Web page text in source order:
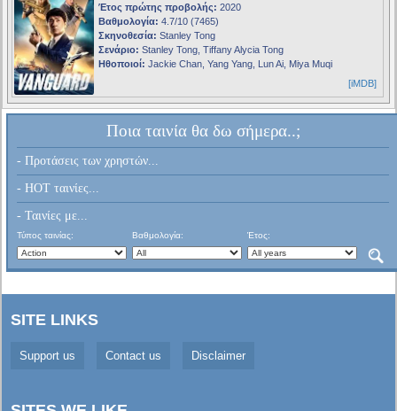
Έτος πρώτης προβολής: 2020
Βαθμολογία: 4.7/10 (7465)
Σκηνοθεσία: Stanley Tong
Σενάριο: Stanley Tong, Tiffany Alycia Tong
Ηθοποιοί: Jackie Chan, Yang Yang, Lun Ai, Miya Muqi
[iMDB]
Ποια ταινία θα δω σήμερα..;
- Προτάσεις των χρηστών...
- HOT ταινίες...
- Ταινίες με...
Τύπος ταινίας: Βαθμολογία: Έτος:
SITE LINKS
Support us Contact us Disclaimer